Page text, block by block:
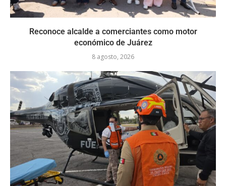
Reconoce alcalde a comerciantes como motor
económico de Juárez
8 agosto, 2026